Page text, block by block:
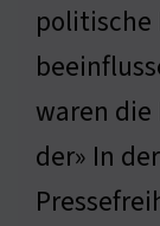
politische
waren die
der» In